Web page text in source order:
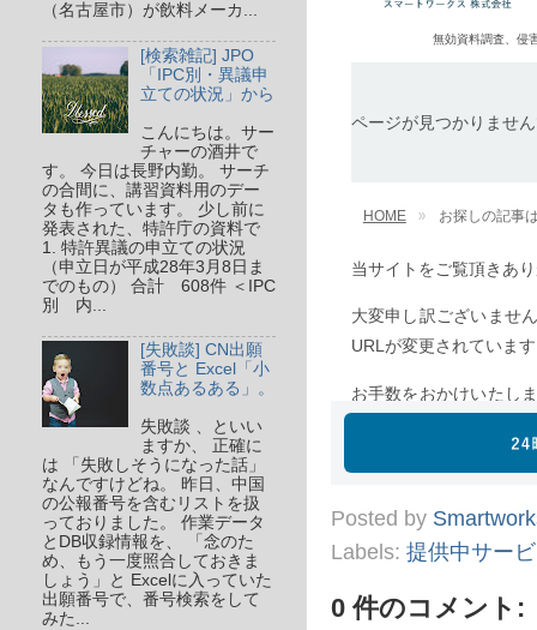
Posted by
Labels: 提供中サー
0 件のコメント:
（名古屋市）が飲料メーカ...
[検索雑記] JPO
「IPC別・異議申
立ての状況」から
こんにちは。サー
チャーの酒井で
す。 今日は長野内勤。 サーチ
の合間に、講習資料用のデー
タも作っています。 少し前に
発表された、特許庁の資料で
1. 特許異議の申立ての状況
（申立日が平成28年3月8日ま
でのもの） 合計 608件 ＜IPC
別 内...
[失敗談] CN出願
番号と Excel「小
数点あるある」。
失敗談 、といい
ますか、 正確に
は 「失敗しそうになった話」
なんですけどね。 昨日、中国
の公報番号を含むリストを扱
っておりました。 作業データ
とDB収録情報を、 「念のた
め、もう一度照合しておきま
しょう」と Excelに入っていた
出願番号で、番号検索をして
みた...